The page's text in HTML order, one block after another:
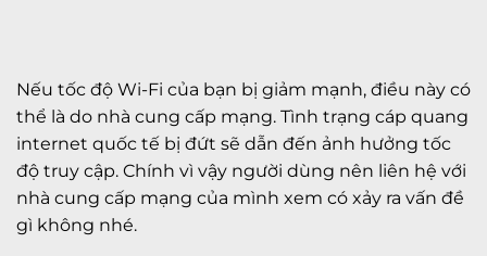
Nếu tốc độ Wi-Fi của bạn bị giảm mạnh, điều này có
thể là do nhà cung cấp mạng. Tình trạng cáp quang
internet quốc tế bị đứt sẽ dẫn đến ảnh hưởng tốc
độ truy cập. Chính vì vậy người dùng nên liên hệ với
nhà cung cấp mạng của mình xem có xảy ra vấn đề
gì không nhé.